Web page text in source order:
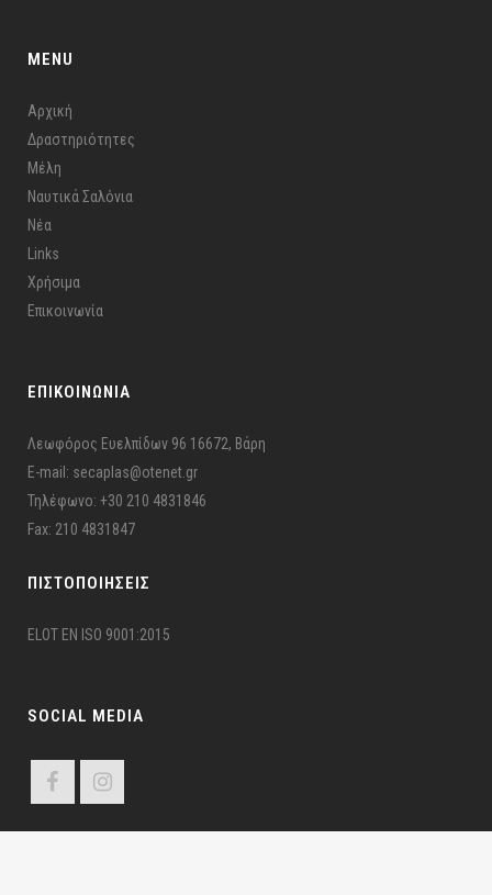
MENU
Αρχική
Δραστηριότητες
Μέλη
Ναυτικά Σαλόνια
Νέα
Links
Χρήσιμα
Επικοινωνία
ΕΠΙΚΟΙΝΩΝΙΑ
Λεωφόρος Ευελπίδων 96 16672, Βάρη
E-mail: secaplas@otenet.gr
Τηλέφωνο: +30 210 4831846
Fax: 210 4831847
ΠΙΣΤΟΠΟΙΉΣΕΙΣ
ELOT EN ISO 9001:2015
SOCIAL MEDIA